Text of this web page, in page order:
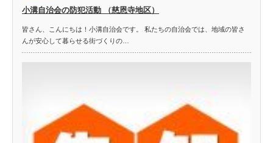
小溝自治会の防犯活動 （慈恩寺地区）
皆さん、こんにちは！小溝自治会です。 私たちの自治会では、地域の皆さ
んが安心して暮らせる街づくりの…